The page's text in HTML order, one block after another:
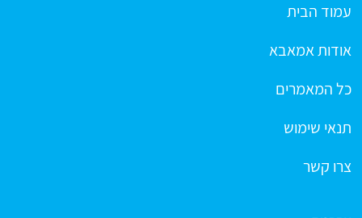
עמוד הבית
אודות אמאבא
כל המאמרים
תנאי שימוש
צרו קשר